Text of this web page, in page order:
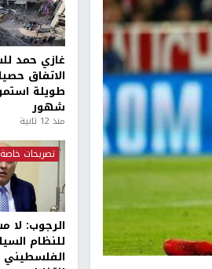
غازي حمد
الاتفاق
طويلة
شهور
منذ 12 ثانية
تصريحات خاصة
الرجوب: لا
للنظام